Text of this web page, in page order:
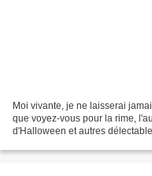
Moi vivante, je ne laisserai
que voyez-vous pour la rime,
d'Halloween et autres